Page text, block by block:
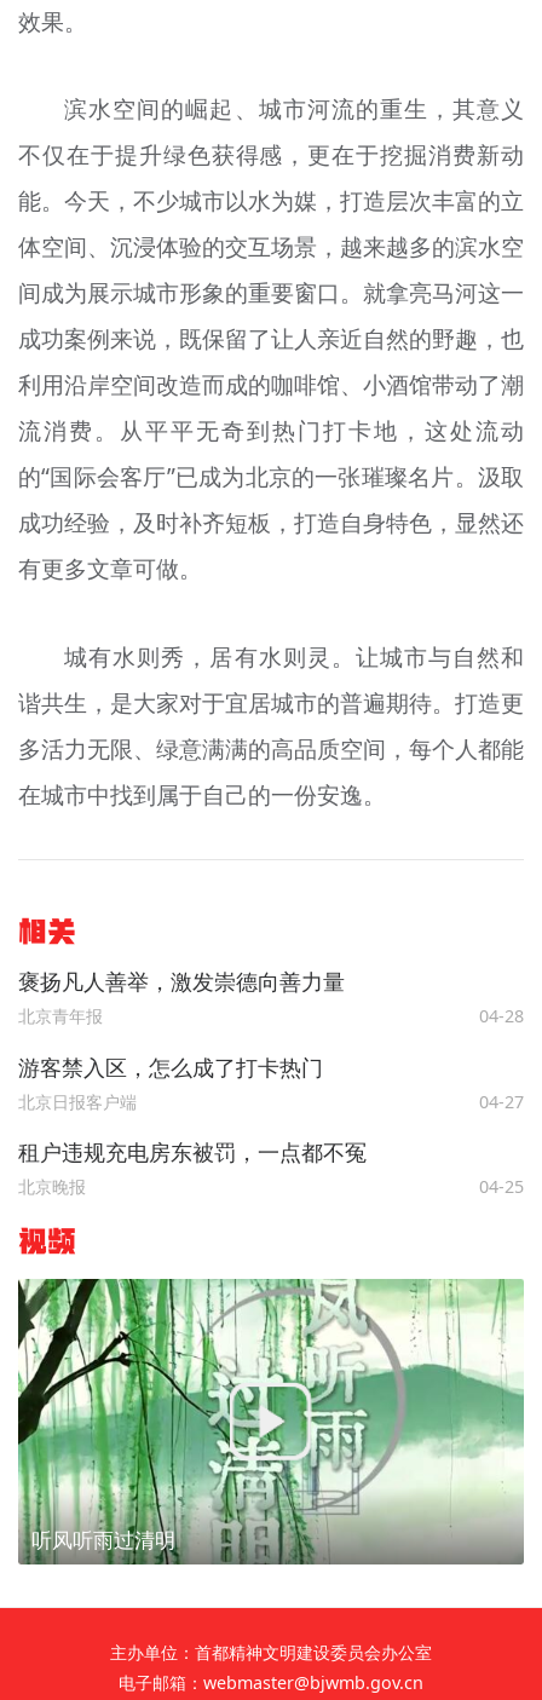
效果。
滨水空间的崛起、城市河流的重生，其意义
不仅在于提升绿色获得感，更在于挖掘消费新动
能。今天，不少城市以水为媒，打造层次丰富的立
体空间、沉浸体验的交互场景，越来越多的滨水空
间成为展示城市形象的重要窗口。就拿亮马河这一
成功案例来说，既保留了让人亲近自然的野趣，也
利用沿岸空间改造而成的咖啡馆、小酒馆带动了潮
流消费。从平平无奇到热门打卡地，这处流动
的“国际会客厅”已成为北京的一张璀璨名片。汲取
成功经验，及时补齐短板，打造自身特色，显然还
有更多文章可做。
城有水则秀，居有水则灵。让城市与自然和
谐共生，是大家对于宜居城市的普遍期待。打造更
多活力无限、绿意满满的高品质空间，每个人都能
在城市中找到属于自己的一份安逸。
相关
褒扬凡人善举，激发崇德向善力量
北京青年报 04-28
游客禁入区，怎么成了打卡热门
北京日报客户端 04-27
租户违规充电房东被罚，一点都不冤
北京晚报 04-25
视频
听风听雨过清明
主办单位：首都精神文明建设委员会办公室
电子邮箱：webmaster@bjwmb.gov.cn